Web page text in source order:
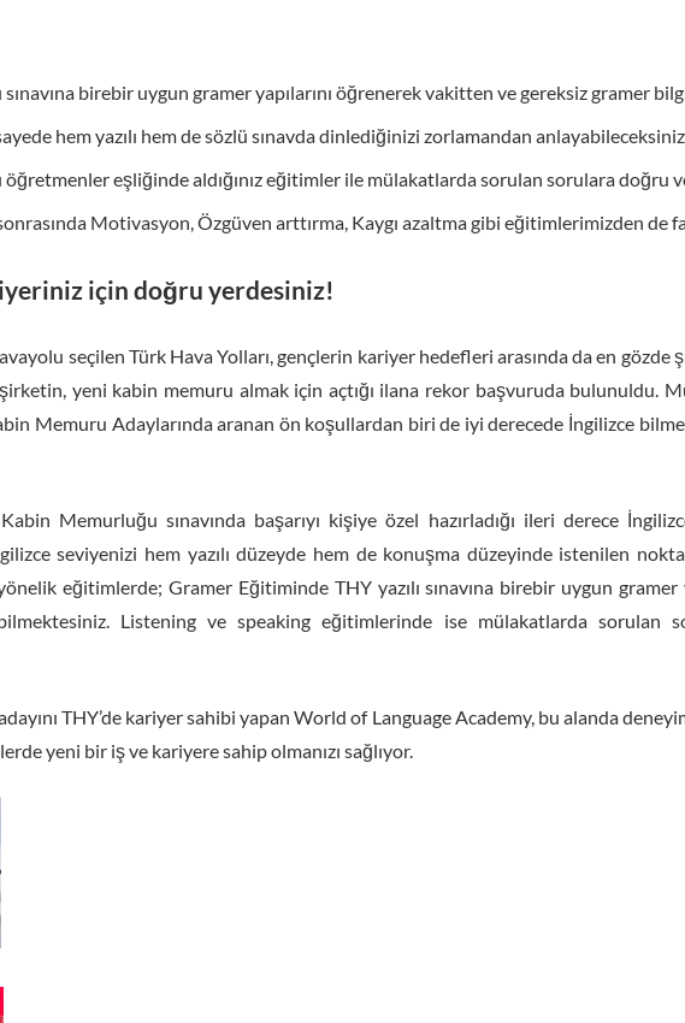
sınavına birebir uygun gramer yapılarını öğrenerek vakitten ve gereksiz gramer
hem yazılı hem de sözlü sınavda dinlediğinizi zorlamandan
öğretmenler eşliğinde aldığınız eğitimler ile mülakatlarda sorulan sorulara doğru
Motivasyon, Özgüven arttırma, Kaygı azaltma gibi eğitimlerimizden de
için doğru yerdesiniz!
seçilen Türk Hava Yolları, gençlerin kariyer hedefleri arasında da en
yeni kabin memuru almak için açtığı ilana rekor başvuruda bulunuldu.
Memuru Adaylarında aranan ön koşullardan biri de iyi derecede İngilizce
Memurluğu sınavında başarıyı kişiye özel hazırladığı ileri derece
seviyenizi hem yazılı düzeyde hem de konuşma düzeyinde istenilen
yönelik eğitimlerde; Gramer Eğitiminde THY yazılı sınavına birebir uygun
Listening ve speaking eğitimlerinde ise mülakatlarda sorulan
THY’de kariyer sahibi yapan World of Language Academy, bu alanda
yeni bir iş ve kariyere sahip olmanızı sağlıyor.